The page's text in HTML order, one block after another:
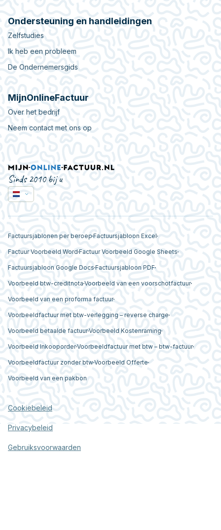
Ondersteuning en handleidingen
Zelfstudies
Ik heb een probleem
De Ondernemersgids
MijnOnlineFactuur
Over het bedrijf
Neem contact met ons op
Sinds 2010 bij u
Factuursjablonen per beroep Factuursjabloon Excel
Factuur Voorbeeld Word Factuur Voorbeeld Google Sheets
Factuursjabloon Google Docs Factuursjabloon PDF
Voorbeeld btw-creditnota Voorbeeld van een voorschotfactuur
Voorbeeld van een proforma factuur
Voorbeeldfactuur met btw-verlegging – reverse charge
Voorbeeld betaalde factuurVoorbeeld Kostenraming
Voorbeeld InkooporderVoorbeeldfactuur met btw – btw-factuur
Voorbeeldfactuur zonder btwVoorbeeld Offerte
Voorbeeld van een pakbon
Cookiebeleid
Privacybeleid
Gebruiksvoorwaarden